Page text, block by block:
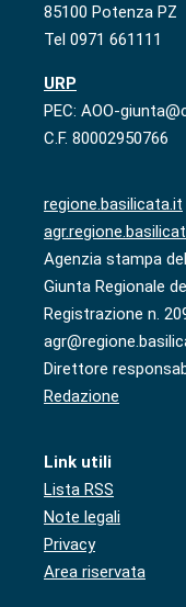
85100 Potenza PZ
Tel 0971 661111
URP
PEC: AOO-
C.F. 80002950766
regione.basilicata.it
Agenzia stampa
Giunta Regionale
Registrazione n.
Direttore
Redazione
Link utili
Lista RSS
Note legali
Privacy
Area riservata